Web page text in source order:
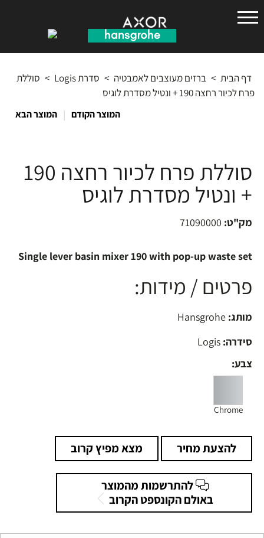
גרואה
דף הבית > ברזים מעוצבים לאמבטיה > סדרת Logis > סוללת
פרח לכיור רחצה 190 + ונטיל מסדרת לוגיס
המוצר הקודם | המוצר הבא
סוללת פרח לכיור רחצה 190
+ ונטיל מסדרת לוגיס
מק"ט: 71090000
Single lever basin mixer 190 with pop-up waste set
פרטים / מידות:
מותג:
סידרה:
צבע:
Chrome
להצעת מחיר מצא מפיץ קרוב
להתרשמות מהמוצר
באולם הקונספט הקרוב